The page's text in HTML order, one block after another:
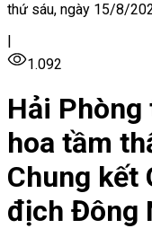
thứ sáu, ngày 15/8/
|
1.092
Hải
hoa tầm
Chung kết
địch Đông